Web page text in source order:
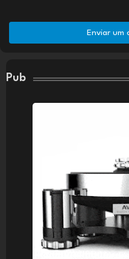
Enviar um
Pub